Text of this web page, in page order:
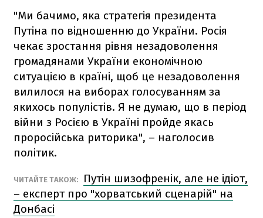
"Ми бачимо, яка стратегія президента
Путіна по відношенню до України. Росія
чекає зростання рівня незадоволення
громадянами України економічною
ситуацією в країні, щоб це незадоволення
вилилося на виборах голосуванням за
якихось популістів. Я не думаю, що в період
війни з Росією в Україні пройде якась
проросійська риторика", – наголосив
політик.
ЧИТАЙТЕ ТАКОЖ:
Путін шизофренік, але не ідіот,
– експерт про "хорватський сценарій" на
Донбасі